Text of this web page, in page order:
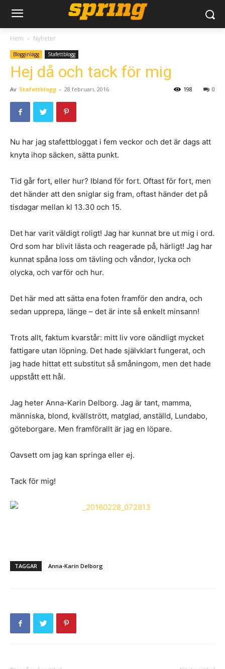
Hem Nyheter
Blogginlägg Stafettblogg
Hej då och tack för mig
Av Stafettblogg - 28 februari, 2016 0
198
Nu har jag stafettbloggat i fem veckor och det är dags att
knyta ihop säcken, sätta punkt.
Tid går fort, eller hur? Ibland för fort. Oftast för fort, men
det händer att den sniglar sig fram, oftast händer det på
tisdagar mellan kl 13.30 och 15.
Det har varit väldigt roligt! Jag har kunnat bre ut mig i ord.
Ord som har blivit lästa och reagerade på, härligt! Jag har
kunnat spåna loss om tävling och våndor, lycka och
olycka, och varför och hur.
Det här med att sätta ena foten framför den andra, och
sedan upprepa, länge – det är inte så enkelt minsann!
Trots allt, faktum kvarstår: mitt liv vore oändligt mycket
fattigare utan löpning. Det hade självklart fungerat, och
jag hade hittat ett substitut så småningom, men det hade
uppstått ett hål.
Jag heter Anna-Karin Delborg. Jag är tant, mamma,
människa, blond, kvällstrött, matglad, anställd, Lundabo,
göteborgare. Men framförallt är jag en löpare.
Oavsett om jag kan springa eller ej.
Tack för mig!
TAGGAR Anna-Karin Delborg